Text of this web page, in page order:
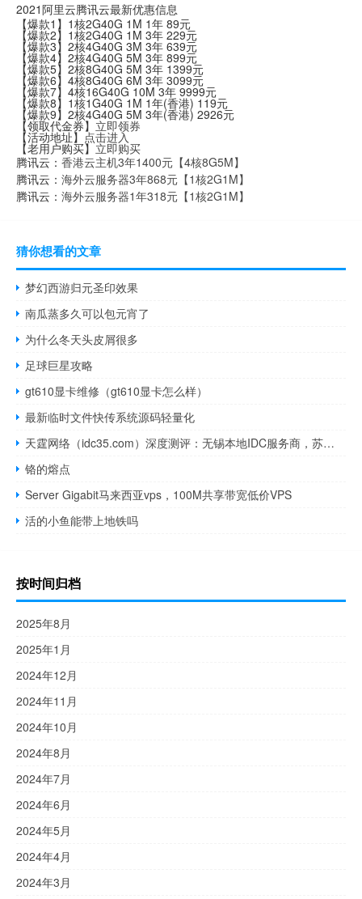
2021阿里云腾讯云最新优惠信息
【爆款1】1核2G40G 1M 1年 89元
【爆款2】1核2G40G 1M 3年 229元
【爆款3】2核4G40G 3M 3年 639元
【爆款4】2核4G40G 5M 3年 899元
【爆款5】2核8G40G 5M 3年 1399元
【爆款6】4核8G40G 6M 3年 3099元
【爆款7】4核16G40G 10M 3年 9999元
【爆款8】1核1G40G 1M 1年(香港) 119元
【爆款9】2核4G40G 5M 3年(香港) 2926元
【领取代金券】 立即领券
【活动地址】 点击进入
【老用户购买】立即购买
腾讯云： 香港云主机3年1400元【4核8G5M】
腾讯云： 海外云服务器3年868元【1核2G1M】
腾讯云： 海外云服务器1年318元【1核2G1M】
猜你想看的文章
梦幻西游归元圣印效果
南瓜蒸多久可以包元宵了
为什么冬天头皮屑很多
足球巨星攻略
gt610显卡维修（gt610显卡怎么样）
最新临时文件快传系统源码轻量化
天霆网络（idc35.com）深度测评：无锡本地IDC服务商，苏南企业数字化伙伴
铬的熔点
Server Gigabit马来西亚vps，100M共享带宽低价VPS
活的小鱼能带上地铁吗
按时间归档
2025年8月
2025年1月
2024年12月
2024年11月
2024年10月
2024年8月
2024年7月
2024年6月
2024年5月
2024年4月
2024年3月